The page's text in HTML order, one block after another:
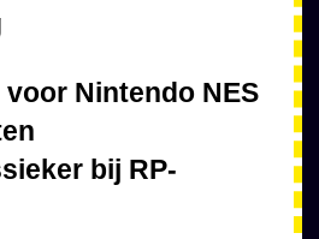
Nintendo NES
bij RP-